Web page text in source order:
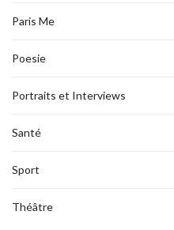
Paris Me
Poesie
Portraits et Interviews
Santé
Sport
Théâtre